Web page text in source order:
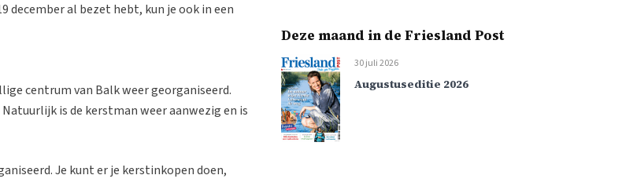
december al bezet hebt, kun je ook in een
centrum van Balk weer georganiseerd.
Natuurlijk is de kerstman weer aanwezig en is
Je kunt er je kerstinkopen doen,
Deze maand in de Friesland Post
30 juli 2026
Augustuseditie 2026